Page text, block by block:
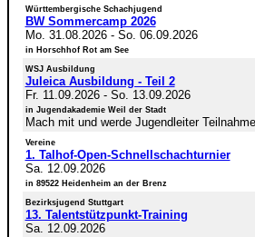
Württembergische Schachjugend
BW Sommercamp 2026
Mo. 31.08.2026- So. 06.09.2026
in Horschhof Rot am See
WSJ Ausbildung
Juleica Ausbildung - Teil 2
Fr. 11.09.2026- So. 13.09.2026
in Jugendakademie Weil der Stadt
Mach mit und werde Jugendleiter
Vereine
1. Talhof-Open-Schnellschachturnier
Sa. 12.09.2026
in 89522 Heidenheim an der Brenz
Bezirksjugend Stuttgart
13. Talentstützpunkt-Training
Sa. 12.09.2026